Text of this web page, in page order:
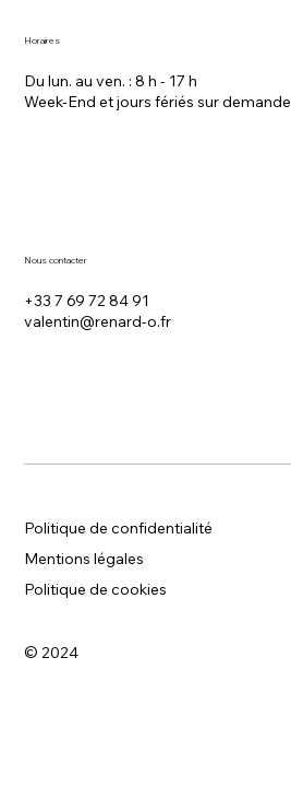
Horaires
Du lun. au ven. : 8 h - 17 h
Week-End et jours fériés sur demande
Nous contacter
+33 7 69 72 84 91
valentin@renard-o.fr
Politique de confidentialité
Mentions légales
Politique de cookies
© 2024